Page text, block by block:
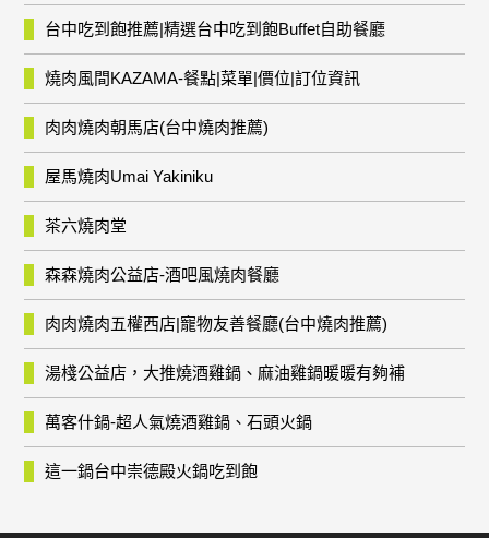
台中吃到飽推薦|精選台中吃到飽Buffet自助餐廳
燒肉風間KAZAMA-餐點|菜單|價位|訂位資訊
肉肉燒肉朝馬店(台中燒肉推薦)
屋馬燒肉Umai Yakiniku
茶六燒肉堂
森森燒肉公益店-酒吧風燒肉餐廳
肉肉燒肉五權西店|寵物友善餐廳(台中燒肉推薦)
湯棧公益店，大推燒酒雞鍋、麻油雞鍋暖暖有夠補
萬客什鍋-超人氣燒酒雞鍋、石頭火鍋
這一鍋台中崇德殿火鍋吃到飽